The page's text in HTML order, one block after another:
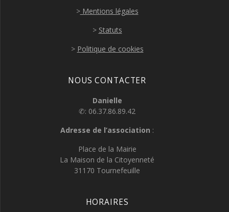
>Mentions légales
> Statuts
> Politique de cookies
NOUS CONTACTER
Danielle
✆: 06.37.86.89.42
Adresse de l’association :
Place de la Mairie
La Maison de la Citoyenneté
31170 Tournefeuille
HORAIRES